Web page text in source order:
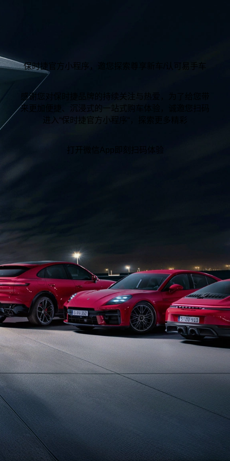
保时捷官方小程序，邀您探索尊享新车/认可易手车
感谢您对保时捷品牌的持续关注与热爱，为了给您带
来更加便捷、沉浸式的一站式购车体验，诚邀您扫码
进入“保时捷官方小程序“，探索更多精彩
打开微信App即刻扫码体验